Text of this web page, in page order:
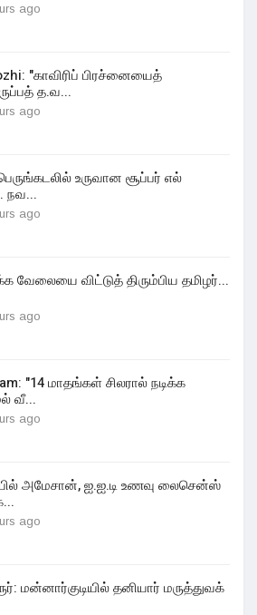
ago
"காவிரிப் பிரச்னையைத்
த.வ...
ago
உருவான சூப்பர் எல்
நவ...
ago
வேலையை விட்டுத் திரும்பிய தமிழர்...
ago
"14 மாதங்கள் சிலரால் நடிக்க
வீ...
ago
அமேசான், ஐ.ஐ.டி உணவு லைசென்ஸ்
ago
மன்னார்குடியில் தனியார் மருத்துவக்